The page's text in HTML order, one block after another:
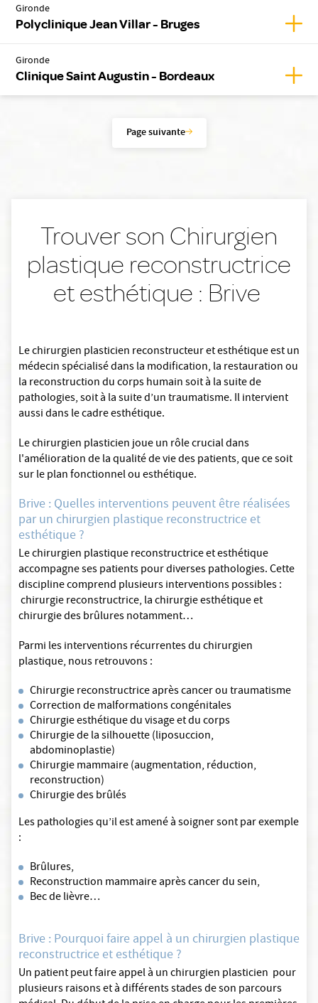
Gironde
Polyclinique Jean Villar - Bruges
Gironde
Clinique Saint Augustin - Bordeaux
Page suivante
Trouver son Chirurgien
plastique reconstructrice
et esthétique : Brive
Le chirurgien plasticien reconstructeur et esthétique est un
médecin spécialisé dans la modification, la restauration ou
la reconstruction du corps humain soit à la suite de
pathologies, soit à la suite d’un traumatisme. Il intervient
aussi dans le cadre esthétique.
Le chirurgien plasticien joue un rôle crucial dans
l'amélioration de la qualité de vie des patients, que ce soit
sur le plan fonctionnel ou esthétique.
Brive : Quelles interventions peuvent être réalisées
par un chirurgien plastique reconstructrice et
esthétique ?
Le chirurgien plastique reconstructrice et esthétique
accompagne ses patients pour diverses pathologies. Cette
discipline comprend plusieurs interventions possibles :
chirurgie reconstructrice, la chirurgie esthétique et
chirurgie des brûlures notamment…
Parmi les interventions récurrentes du chirurgien
plastique, nous retrouvons :
Chirurgie reconstructrice après cancer ou traumatisme
Correction de malformations congénitales
Chirurgie esthétique du visage et du corps
Chirurgie de la silhouette (liposuccion,
abdominoplastie)
Chirurgie mammaire (augmentation, réduction,
reconstruction)
Chirurgie des brûlés
Les pathologies qu’il est amené à soigner sont par exemple
:
Brûlures,
Reconstruction mammaire après cancer du sein,
Bec de lièvre…
Brive : Pourquoi faire appel à un chirurgien plastique
reconstructrice et esthétique ?
Un patient peut faire appel à un chirurgien plasticien pour
plusieurs raisons et à différents stades de son parcours